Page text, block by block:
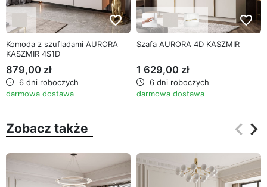
favorite_border
Komoda z szufladami AURORA
KASZMIR 4S1D
879,00 zł
6 dni roboczych
darmowa dostawa
favorite_border
Szafa AURORA 4D KASZMIR
1 629,00 zł
6 dni roboczych
darmowa dostawa
Zobacz także keyboard_arrow_left
keyboard_arrow_right